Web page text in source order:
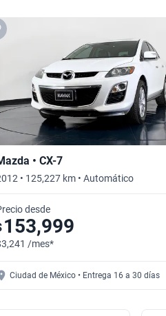
• CX-7
• 125,227 km • Automático
desde
153,999
/mes*
Ciudad de México • Entrega 16 a 30 días